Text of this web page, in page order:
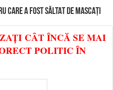
CARE A FOST SĂLTAT DE MASCAȚI
CÂT ÎNCĂ SE MAI
POLITIC ÎN